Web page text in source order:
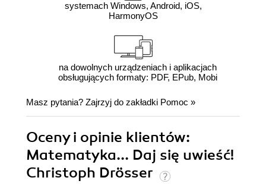
systemach Windows, Android, iOS,
HarmonyOS
na dowolnych urządzeniach i aplikacjach
obsługujących formaty: PDF, EPub, Mobi
Masz pytania? Zajrzyj do zakładki Pomoc »
Oceny i opinie klientów:
Matematyka... Daj się uwieść!
Christoph Drösser